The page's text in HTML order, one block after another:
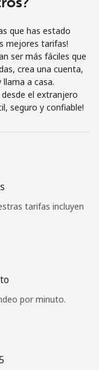
que has estado
mejores tarifas!
ser más fáciles que
crea una cuenta,
a casa.
el extranjero
seguro y confiable!
tarifas incluyen
por minuto.